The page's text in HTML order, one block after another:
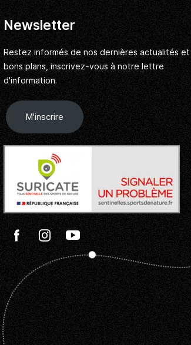
Newsletter
Restez informés de nos dernières actualités et
bons plans, inscrivez-vous à notre lettre
d'information.
M'inscrire
Facebook
Instagram
Youtube